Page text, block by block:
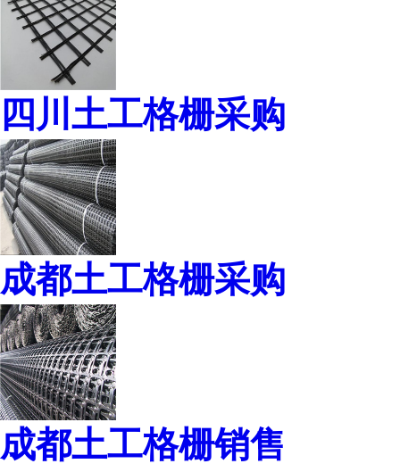
四川土工格栅采购
成都土工格栅采购
成都土工格栅销售